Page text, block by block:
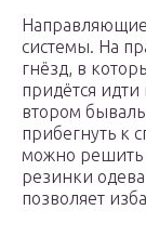
Направляющие
системы. На
гнёзд, в
придётся
втором
прибегнуть к
можно решить
резинки
позволяет